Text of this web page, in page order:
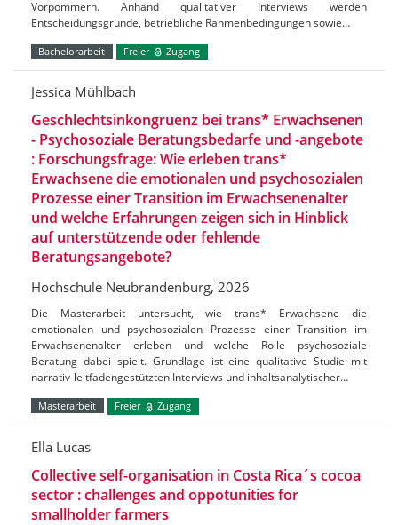
Vorpommern. Anhand qualitativer Interviews werden
Entscheidungsgründe, betriebliche Rahmenbedingungen sowie…
Bachelorarbeit Freier Zugang
Jessica Mühlbach
Geschlechtsinkongruenz bei trans* Erwachsenen
- Psychosoziale Beratungsbedarfe und -angebote
: Forschungsfrage: Wie erleben trans*
Erwachsene die emotionalen und psychosozialen
Prozesse einer Transition im Erwachsenenalter
und welche Erfahrungen zeigen sich in Hinblick
auf unterstützende oder fehlende
Beratungsangebote?
Hochschule Neubrandenburg, 2026
Die Masterarbeit untersucht, wie trans* Erwachsene die
emotionalen und psychosozialen Prozesse einer Transition im
Erwachsenenalter erleben und welche Rolle psychosoziale
Beratung dabei spielt. Grundlage ist eine qualitative Studie mit
narrativ-leitfadengestützten Interviews und inhaltsanalytischer…
Masterarbeit Freier Zugang
Ella Lucas
Collective self-organisation in Costa Rica´s cocoa
sector : challenges and oppotunities for
smallholder farmers